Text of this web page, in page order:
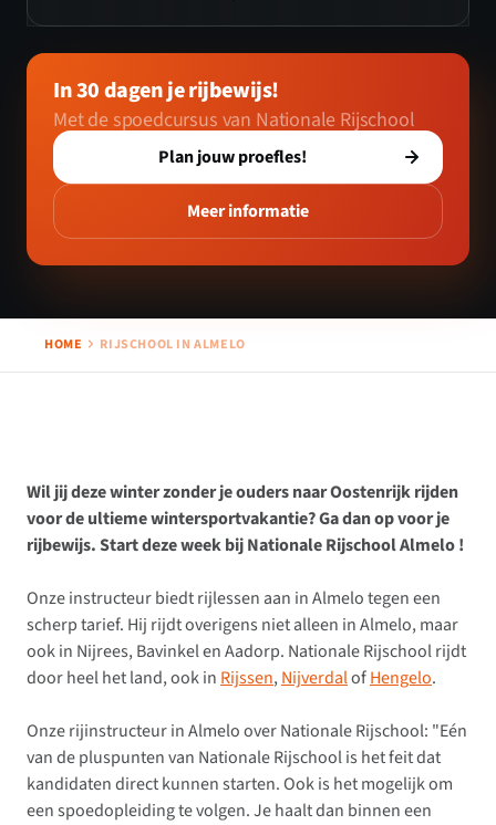
In 30 dagen je rijbewijs!
Met de spoedcursus van Nationale Rijschool
Plan jouw proefles!
Meer informatie
HOME RIJSCHOOL IN ALMELO
Wil jij deze winter zonder je ouders naar Oostenrijk rijden
voor de ultieme wintersportvakantie? Ga dan op voor je
rijbewijs. Start deze week bij Nationale Rijschool Almelo !
Onze instructeur biedt rijlessen aan in Almelo tegen een
scherp tarief. Hij rijdt overigens niet alleen in Almelo, maar
ook in Nijrees, Bavinkel en Aadorp. Nationale Rijschool rijdt
door heel het land, ook in Rijssen,NijverdalofHengelo.
Onze rijinstructeur in Almelo over Nationale Rijschool: "Eén
van de pluspunten van Nationale Rijschool is het feit dat
kandidaten direct kunnen starten. Ook is het mogelijk om
een spoedopleiding te volgen. Je haalt dan binnen een